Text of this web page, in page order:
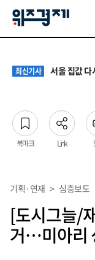
최신기사 서울 집값 다
최신기사 원·하청 교섭
최신기사 청소년 혐오
북마크 Link
기획·연재 > 심층보도
[도시그늘/
거…미아리